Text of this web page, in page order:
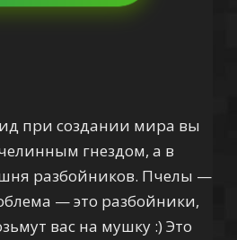
при создании мира вы
гнездом, а в
разбойников. Пчелы —
— это разбойники,
вас на мушку :) Это